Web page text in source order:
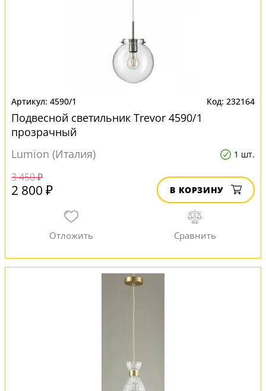
4590/1 232164
Подвесной светильник Trevor 4590/1
прозрачный
Lumion (Италия)
1 шт.
3 450 ₽
2 800 ₽ В КОРЗИНУ